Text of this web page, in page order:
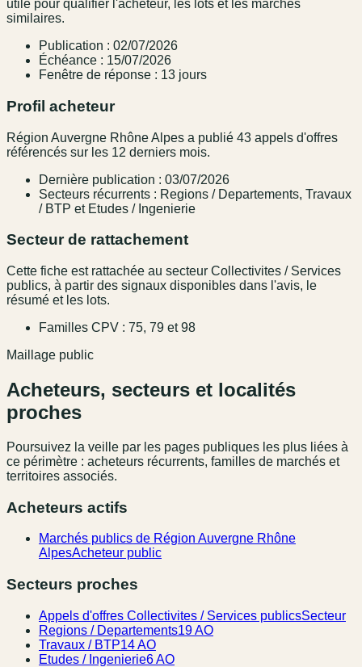
utile pour qualifier l'acheteur, les lots et les marchés
similaires.
Publication : 02/07/2026
Échéance : 15/07/2026
Fenêtre de réponse : 13 jours
Profil acheteur
Région Auvergne Rhône Alpes a publié 43 appels d'offres
référencés sur les 12 derniers mois.
Dernière publication : 03/07/2026
Secteurs récurrents : Regions / Departements, Travaux
/ BTP et Etudes / Ingenierie
Secteur de rattachement
Cette fiche est rattachée au secteur Collectivites / Services
publics, à partir des signaux disponibles dans l'avis, le
résumé et les lots.
Familles CPV : 75, 79 et 98
Maillage public
Acheteurs, secteurs et localités
proches
Poursuivez la veille par les pages publiques les plus liées à
ce périmètre : acheteurs récurrents, familles de marchés et
territoires associés.
Acheteurs actifs
Marchés publics de Région Auvergne Rhône
AlpesAcheteur public
Secteurs proches
Appels d'offres Collectivites / Services publicsSecteur
Regions / Departements19 AO
Travaux / BTP14 AO
Etudes / Ingenierie6 AO